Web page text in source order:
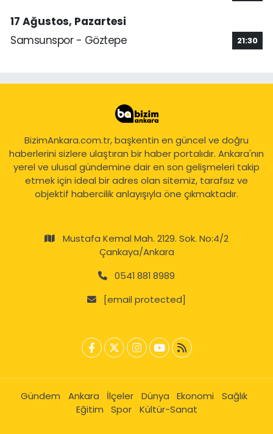
17 Ağustos, Pazartesi
Samsunspor - Göztepe
21:30
BizimAnkara.com.tr, başkentin en güncel ve doğru
haberlerini sizlere ulaştıran bir haber portalıdır. Ankara'nın
yerel ve ulusal gündemine dair en son gelişmeleri takip
etmek için ideal bir adres olan sitemiz, tarafsız ve
objektif habercilik anlayışıyla öne çıkmaktadır.
Mustafa Kemal Mah. 2129. Sok. No:4/2
Çankaya/Ankara
0541 881 8989
[email protected]
Gündem Ankara İlçeler Dünya Ekonomi
Sağlık
Eğitim
Spor Kültür-Sanat